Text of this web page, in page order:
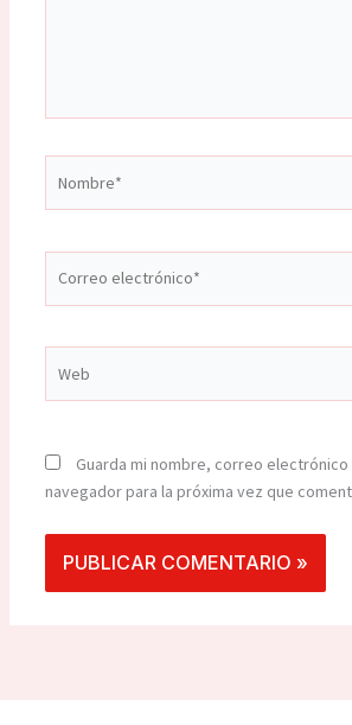
electrónico*
Guarda mi nombre, correo
navegador para la próxima vez que